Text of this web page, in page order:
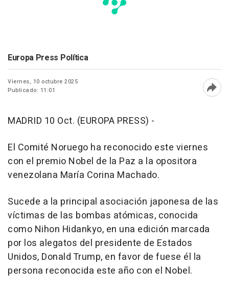
Europa Press Política
Viernes, 10 octubre 2025
Publicado: 11:01
MADRID 10 Oct. (EUROPA PRESS) -
El Comité Noruego ha reconocido este viernes
con el premio Nobel de la Paz a la opositora
venezolana María Corina Machado.
Sucede a la principal asociación japonesa de las
víctimas de las bombas atómicas, conocida
como Nihon Hidankyo, en una edición marcada
por los alegatos del presidente de Estados
Unidos, Donald Trump, en favor de fuese él la
persona reconocida este año con el Nobel.